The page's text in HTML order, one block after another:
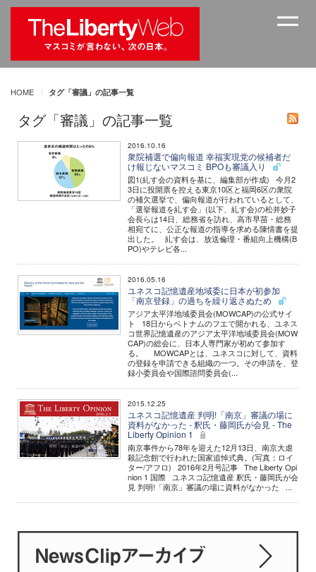
HOME タグ「審議」の記事一覧
タグ「審議」の記事一覧
2016.10.16
衆院補選で偏向報道 幸福実現党の候補者だ
け報じないマスコミ BPOも審議入り
図1(糺す会の資料を基に、編集部が作成) 今月2
3日に投開票を控える東京10区と福岡6区の衆院
の補欠選挙で、偏向報道が行われているとして、
「選挙報道を糺す会」(以下、糺す会)の松井妙子
会長らは14日、総務省を訪れ、高市早苗・総務
相宛てに、公正な報道の指導を求める陳情書を提
出した。 糺す会は、放送倫理・番組向上機構(B
PO)やテレビ各...
2016.05.16
ユネスコ記憶遺産地域委に日本が初参加
「南京登録」の過ちを繰り返さぬため
アジア太平洋地域委員会(MOWCAP)の公式サイ
ト 18日からベトナムのフエで開かれる、ユネス
コ世界記憶遺産のアジア太平洋地域委員会(MOW
CAP)の総会に、日本人専門家が初めて参加す
る。 MOWCAPとは、ユネスコに対して、資料
の登録を申請できる組織の一つ。その申請を、登
録小委員会や国際諮問委員会(...
2015.12.25
ユネスコ記憶遺産 判明!「南京」審議の場に
資料がなかった - 釈氏・藤岡氏が会見 - The
Liberty Opinion 1
南京事件から78年を迎えた12月13日、南京大虐
殺記念館で行われた国家追悼式典。(写真：ロイ
ター/アフロ) 2016年2月号記事 The Liberty Opi
nion 1 国際 ユネスコ記憶遺産 釈氏・藤岡氏が会
見 判明!「南京」審議の場に資料がなかった ...